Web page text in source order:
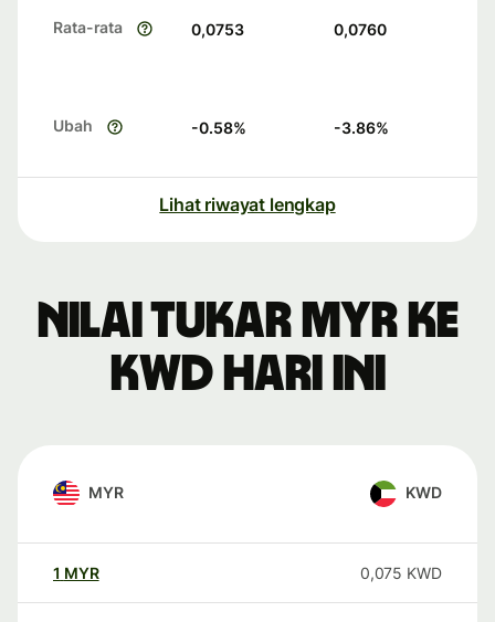
Rata-rata 0,0753 0,0760
Ubah -0.58% -3.86%
Lihat riwayat lengkap
Nilai tukar MYR ke
KWD hari ini
MYR KWD
1 MYR 0,075 KWD